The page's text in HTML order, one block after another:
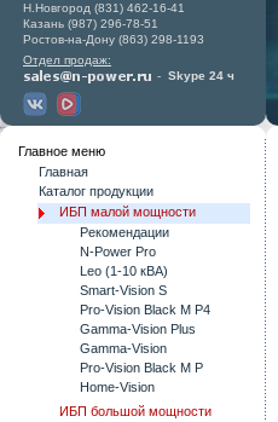
Н.Новгород (831) 462-16-41
Казань (987) 296-78-51
Ростов-на-Дону (863) 298-1193
Отдел продаж:
- Skype 24 ч
Главное меню
Главная
Каталог продукции
ИБП малой мощности
Рекомендации
N-Power Pro
Leo (1-10 кВА)
Smart-Vision S
Pro-Vision Black M P4
Gamma-Vision Plus
Gamma-Vision
Pro-Vision Black M P
Home-Vision
ИБП большой мощности